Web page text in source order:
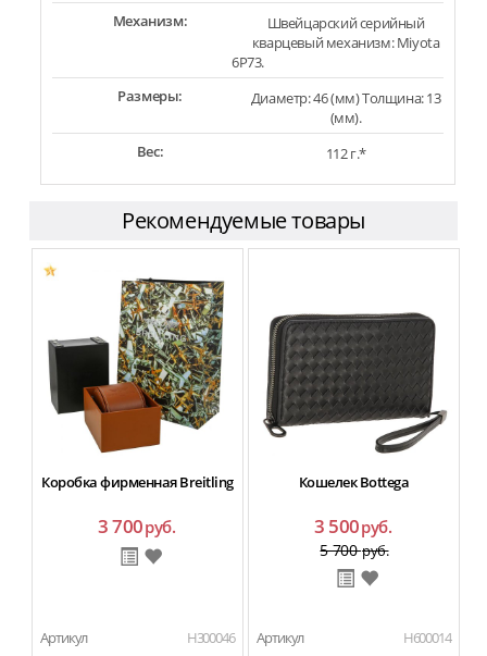
Механизм:
Швейцарский серийный
кварцевый механизм: Miyota
6P73.
Размеры:
Диаметр: 46 (мм) Толщина: 13
(мм).
Вес:
112 г.*
Рекомендуемые товары
Коробка фирменная Breitling
3 700руб.
Артикул H300046
Кошелек Bottega
3 500руб.
5 700руб.
Артикул H600014